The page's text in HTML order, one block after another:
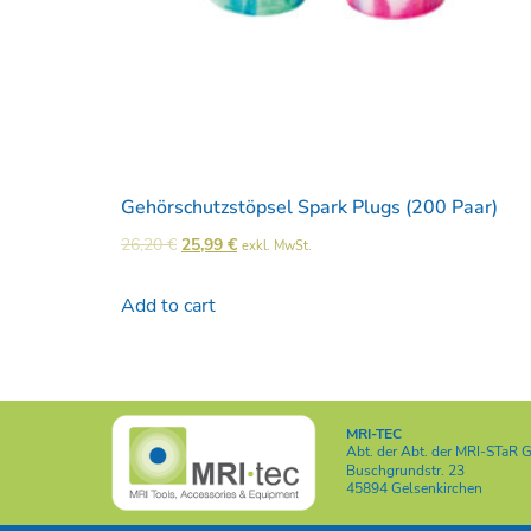
Gehörschutzstöpsel Spark Plugs (200 Paar)
26,20€ 25,99 € exkl. MwSt.
Add to cart
MRI-TEC
Abt. derAbt. der MRI-STaR
Buschgrundstr. 23
45894 Gelsenkirchen